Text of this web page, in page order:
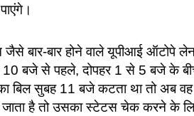
बार-बार होने वाले यूपीआई ऑटोपे
बजे से पहले, दोपहर 1 से 5 बजे के
बिल सुबह 11 बजे कटता था तो अब
है तो उसका स्टेटस चेक करने के